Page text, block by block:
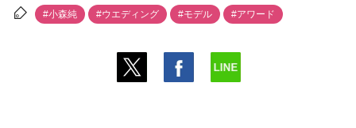
#小森純 #ウエディング #モデル #アワード